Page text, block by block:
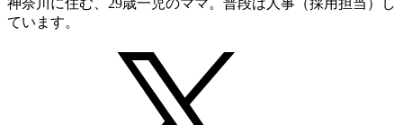
神奈川に住む、29歳一児のママ。普段は人事（採用担当）し
ています。